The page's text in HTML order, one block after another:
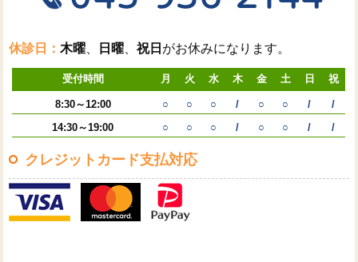
休診日：木曜 日曜 、祝日 がお休みになります。
受付時間 月 火 水 木 金 土 日 祝
8:30～12:00 ○ ○ ○ / ○ ○ /
/
14:30～19:00
○ ○ ○ / ○ ○ / /
クレジットカード支払対応